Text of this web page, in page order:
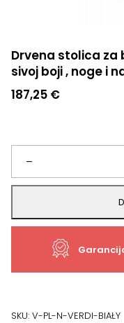
Drvena stolica za
sivoj boji , noge i
187,25 €
–
Drvena
stolica
za
blagovaonu
tkanina
SKU: V-PL-N-VERDI-BIAŁY